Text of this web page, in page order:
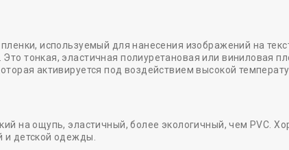
используемый для нанесения изображений на
тонкая, эластичная полиуретановая или виниловая
активируется под воздействием высокой
на ощупь, эластичный, более экологичный, чем PVC.
и детской одежды.